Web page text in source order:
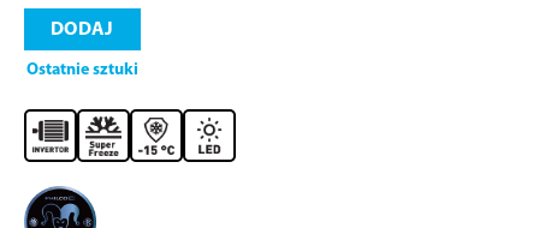
DODAJ
Ostatnie sztuki